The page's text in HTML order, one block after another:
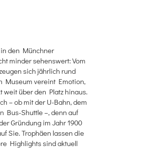
den Münchner
minder sehenswert: Vom
sich jährlich rund
Museum vereint Emotion,
weit über den Platz hinaus.
– ob mit der U-Bahn, dem
Bus-Shuttle –, denn auf
Gründung im Jahr 1900
Sie. Trophäen lassen die
Highlights sind aktuell